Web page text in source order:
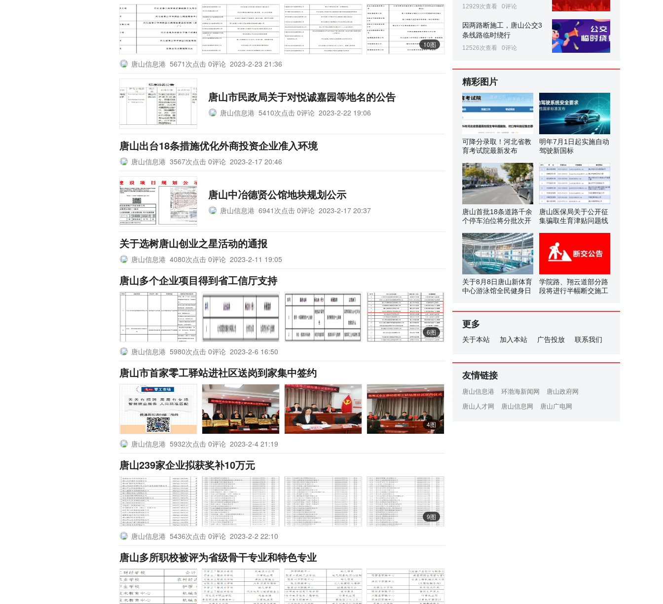
10图
唐山信息港 5671次点击 0评论 2023-2-23 21:36
唐山市民政局关于对悦诚嘉园等地名的公告
唐山信息港 5410次点击 0评论 2023-2-22 19:06
唐山出台18条措施优化外商投资企业准入环境
唐山信息港 3567次点击 0评论 2023-2-17 20:46
唐山中冶德贤公馆地块规划公示
唐山信息港 6941次点击 0评论 2023-2-17 20:37
关于选树唐山创业之星活动的通报
唐山信息港 4080次点击 0评论 2023-2-11 19:05
唐山多个企业项目得到省工信厅支持
6图
唐山信息港 5980次点击 0评论 2023-2-6 16:50
唐山市首家零工驿站进社区送岗到家集中签约
4图
唐山信息港 5932次点击 0评论 2023-2-4 21:19
唐山239家企业拟获奖补10万元
9图
唐山信息港 5436次点击 0评论 2023-2-2 22:10
唐山多所职校被评为省级骨干专业和特色专业
12929次查看 0评论
因两路断施工，唐山公交3
条线路临时绕行
12526次查看 0评论
精彩图片
可降分录取！河北省教
育考试院最新发布
明年7月1日起实施自动
驾驶新国标
唐山首批18条道路千余
个停车泊位将分批次开
唐山医保局关于公开征
集骗取生育津贴问题线
关于8月8日唐山新体育
中心游泳馆全民健身日
学院路、翔云道部分路
段将进行半幅断交施工
更多
关于本站 加入本站 广告投放 联系我们
友情链接
唐山信息港 环渤海新闻网
唐山政府网
唐山人才网
唐山信息网 唐山广电网